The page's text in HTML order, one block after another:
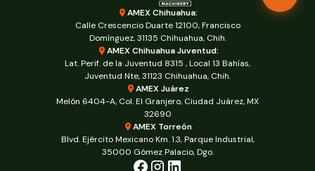
AMEX Chihuahua:
Calle Crescencio Duarte 12100, Francisco
Domínguez, 31135 Chihuahua, Chih.
AMEX Chihuahua Juventud:
Lat. Perif. de la Juventud 8315 , Local 13 Bahías,
Juventud Nte, 31123 Chihuahua, Chih.
AMEX Juárez
Melón 6404-A, Col. El Granjero, Ciudad Juárez, MX
32690
AMEX Torreón
Blvd. Ejército Mexicano Km. 1.3, Parque Industrial,
35000 Gómez Palacio, Dgo.